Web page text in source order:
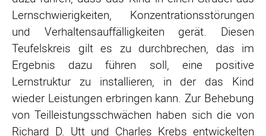
Lernschwierigkeiten, Konzentrationsstörungen
und Verhaltensauffälligkeiten gerät. Diesen
Teufelskreis gilt es zu durchbrechen, das im
Ergebnis dazu führen soll, eine positive
Lernstruktur zu installieren, in der das Kind
wieder Leistungen erbringen kann. Zur Behebung
von Teilleistungsschwächen haben sich die von
Richard D. Utt und Charles Krebs entwickelten